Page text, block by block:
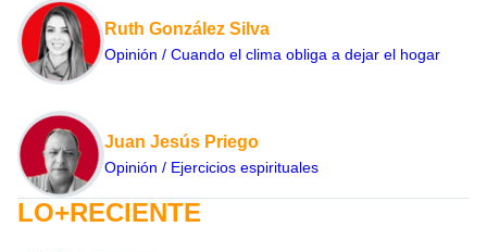
Ruth González Silva
Opinión / Cuando el clima obliga a dejar el hogar
Juan Jesús Priego
Opinión / Ejercicios espirituales
LO+RECIENTE